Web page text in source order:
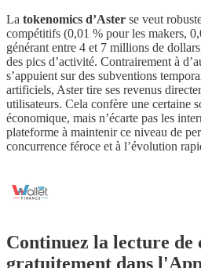
La tokenomics d’Aster se veut
compétitifs (0,01 % pour les makers,
générant entre 4 et 7 millions de
des pics d’activité. Contrairement à
s’appuient sur des subventions
artificiels, Aster tire ses revenus
utilisateurs. Cela confère une certaine
économique, mais n’écarte pas les
plateforme à maintenir ce niveau de
concurrence féroce et à l’évolution
Continuez la lecture de
gratuitement dans